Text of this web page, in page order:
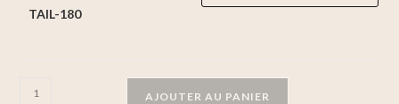
TAIL-180
AJOUTER AU PANIER